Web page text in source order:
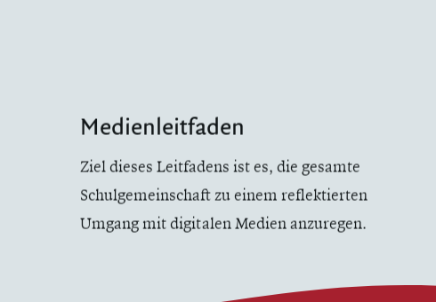
Medienleitfaden
Ziel dieses Leitfadens ist es, die gesamte
Schulgemeinschaft zu einem reflektierten
Umgang mit digitalen Medien anzuregen.